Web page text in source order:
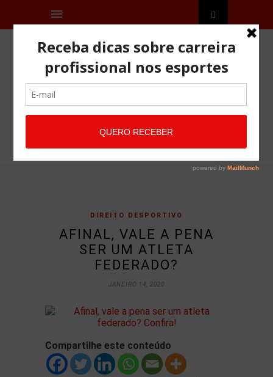
DIREITO DESPORTIVO
AFINAL, VALE A PENA
SER UM ATLETA
FEDERADO?
JANEIRO 14, 2020
Compartilhe este conteúdo